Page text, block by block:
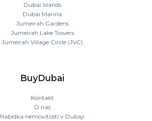
Dubai Islands
Dubai Marina
Jumeirah Gardens
Jumeirah Lake Towers
Jumeirah Village Circle (JVC)
BuyDubai
Kontakt
O nás
Nabídka nemovitostí v Dubaji